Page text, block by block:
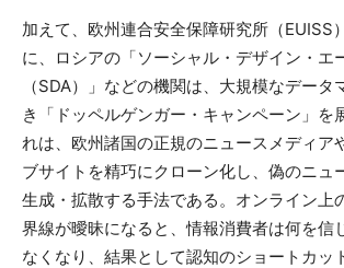
加えて、欧州連合安全保障研究所（EUISS
に、ロシアの「ソーシャル・デザイン・エ
（SDA）」などの機関は、大規模なデータ
き「ドッペルゲンガー・キャンペーン」を
れは、欧州諸国の正規のニュースメディア
ブサイトを精巧にクローン化し、偽のニュ
生成・拡散する手法である。オンライン上
界線が曖昧になると、情報消費者は何を信
なくなり、結果として認知のショートカッ